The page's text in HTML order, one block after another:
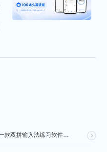
试试双拼是 App Store 上第一款双拼输入法练习软件，通过这个软件你能方便的学习双拼规则，练习...